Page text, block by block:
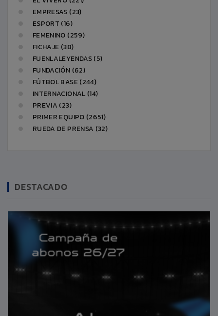
EMPRESAS (23)
ESPORT (16)
FEMENINO (259)
FICHAJE (38)
FUENLALEYENDAS (5)
FUNDACIÓN (62)
FÚTBOL BASE (244)
INTERNACIONAL (14)
PREVIA (23)
PRIMER EQUIPO (2651)
RUEDA DE PRENSA (32)
DESTACADO